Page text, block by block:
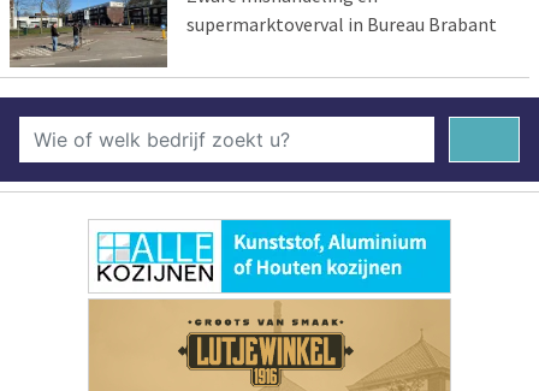
supermarktoverval in Bureau Brabant